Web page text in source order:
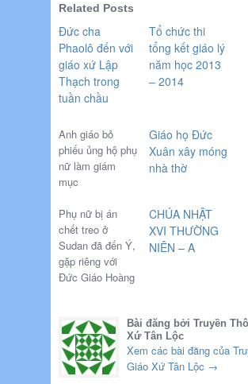
Related Posts
Đức cha
Phaolô đến với
giáo xứ Lập
Thạch trong
tuần chầu
Tổ chức thi
tổng kết giáo lý
năm học 2013
– 2014
Anh giáo bỏ
phiếu ủng hộ phụ
nữ làm giám
mục
Giáo họ Đức
Xuân xây móng
nhà thờ
Phụ nữ bị án
chết treo ở
Sudan đã đến Ý,
gặp riêng với
Đức Giáo Hoàng
CHÚA NHẬT
XVI THƯỜNG
NIÊN – A
Bài đăng bởi Truyền
Xứ Tân Lộc
Xem các bài đăng của
Giáo Xứ Tân Lộc →